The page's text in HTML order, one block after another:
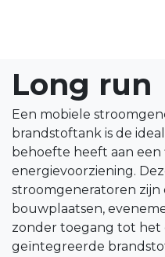
Long run
Een mobiele
brandstoftank is de
behoefte heeft aan
energievoorziening.
stroomgeneratoren
bouwplaatsen,
zonder toegang tot het
geïntegreerde